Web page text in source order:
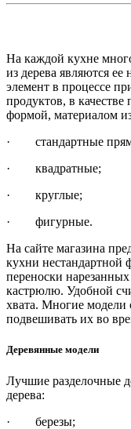
На каждой кухне
из дерева являются
элемент в процессе
продуктов, в
формой, материалом
· стандартные
· квадратные;
· круглые;
· фигурные.
На сайте магазина
кухни нестандартной
переноски
кастрюлю. Удобной
хвата. Многие модели
подвешивать их во
Деревянные модели
Лучшие разделочные
дерева:
· березы;